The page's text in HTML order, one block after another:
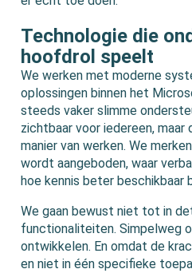
Technologie die
hoofdrol speelt
We werken met moderne
oplossingen binnen het
steeds vaker slimme
zichtbaar voor iedereen, maar
manier van werken. We
wordt aangeboden, waar
hoe kennis beter beschikbaar
We gaan bewust niet tot in
functionaliteiten. Simpelweg
ontwikkelen. En omdat de
en niet in één specifieke